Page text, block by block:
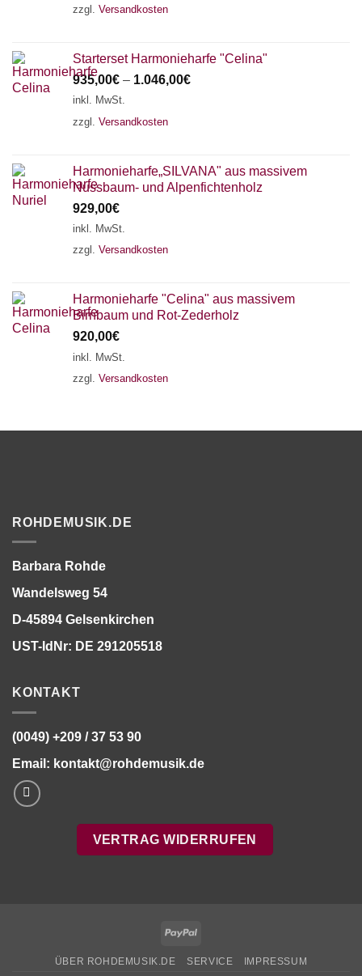
zzgl. Versandkosten
Starterset Harmonieharfe "Celina"
935,00€ – 1.046,00€
inkl. MwSt.
zzgl. Versandkosten
Harmonieharfe„SILVANA" aus massivem
Nussbaum- und Alpenfichtenholz
929,00€
inkl. MwSt.
zzgl. Versandkosten
Harmonieharfe "Celina" aus massivem
Birnbaum und Rot-Zederholz
920,00€
inkl. MwSt.
zzgl. Versandkosten
ROHDEMUSIK.DE
Barbara Rohde
Wandelsweg 54
D-45894 Gelsenkirchen
UST-IdNr: DE 291205518
KONTAKT
(0049) +209 / 37 53 90
Email: kontakt@rohdemusik.de
VERTRAG WIDERRUFEN
PayPal
ÜBER ROHDEMUSIK.DE SERVICE IMPRESSUM